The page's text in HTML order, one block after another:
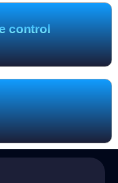
control